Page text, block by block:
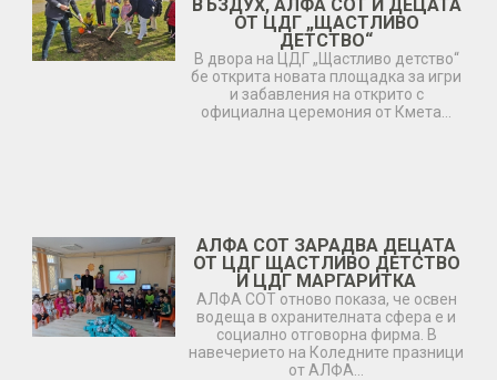
ВЪЗДУХ, АЛФА СОТ И ДЕЦАТА
ОТ ЦДГ „ЩАСТЛИВО
ДЕТСТВО“
В двора на ЦДГ „Щастливо детство“
бе открита новата площадка за игри
и забавления на открито с
официална церемония от Кмета…
АЛФА СОТ ЗАРАДВА ДЕЦАТА
ОТ ЦДГ ЩАСТЛИВО ДЕТСТВО
И ЦДГ МАРГАРИТКА
АЛФА СОТ отново показа, че освен
водеща в охранителната сфера е и
социално отговорна фирма. В
навечерието на Коледните празници
от АЛФА…